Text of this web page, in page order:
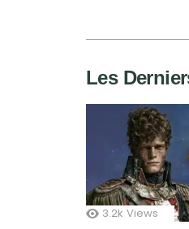
Les
3.2k Views